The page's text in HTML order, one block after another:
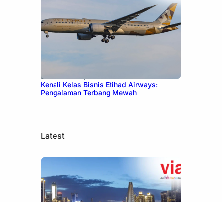
December 27, 2024
Kenali Kelas Bisnis Etihad Airways:
Pengalaman Terbang Mewah
Latest